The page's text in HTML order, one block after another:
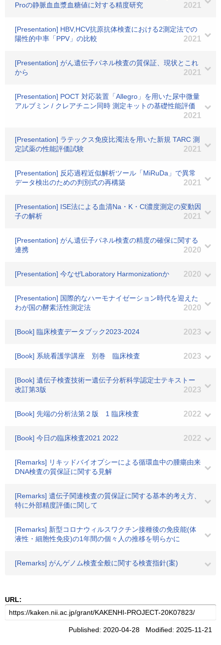
Proの静脈血血漿血糖値に対する精度研究
2021
[Presentation] HBV,HCV抗原抗体検査における2測定法での
陽性的中率「PPV」の比較
2021
[Presentation] がん遺伝子パネル検査の質保証、現状とこれ
から
2021
[Presentation] POCT 対応装置「Allegro」を用いた尿中微量
アルブミン / クレアチニン同時 測定キットの基礎性能評価
2021
[Presentation] ラテックス免疫比濁法を用いた新規 TARC 測
定試薬の性能評価試験
2021
[Presentation] 反応過程近似解析ツール「MiRuDa」で異常
データ検出のための判別式の再構築
2021
[Presentation] ISE法による血清Na・K・Cl濃度測定の変動因
子の解析
2021
[Presentation] がん遺伝子パネル検査の精度の確保に関する
連携
2020
[Presentation] 今なぜLaboratory Harmonizationか 2020
[Presentation] 国際的なハーモナイゼーション時代を迎えた
わが国の酵素活性測定法
2020
[Book] 臨床検査データブック2023-2024 2023
[Book] 系統看護学講座 別巻 臨床検査 2023
[Book] 遺伝子検査技術ー遺伝子分析科学認定士テキストー
改訂第3版
2023
[Book] 先端の分析法第２版 1 臨床検査 2022
[Book] 今日の臨床検査2021 2022 2022
[Remarks] リキッドバイオプシーによる循環血中の腫瘍由来
DNA検査の質保証に関する見解
[Remarks] 遺伝子関連検査の質保証に関する基本的考え方、
特に外部精度評価に関して
[Remarks] 新型コロナウィルスワクチン接種後の免疫能(体
液性・細胞性免疫)の1年間の個々人の推移を明らかに
[Remarks] がんゲノム検査全般に関する検査指針(案)
URL:
Published: 2020-04-28 Modified: 2025-11-21